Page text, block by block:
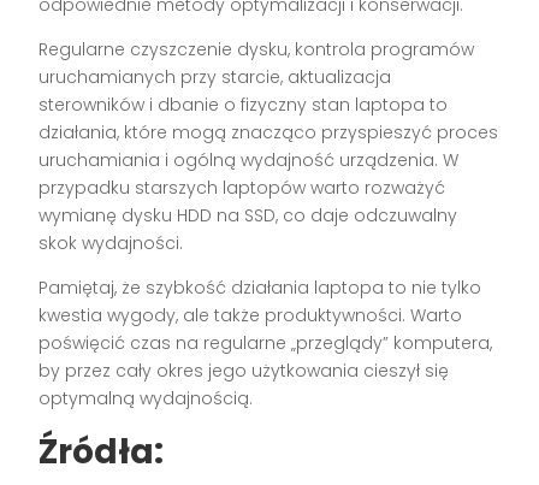
Regularne czyszczenie dysku, kontrola programów
uruchamianych przy starcie, aktualizacja
sterowników i dbanie o fizyczny stan laptopa to
działania, które mogą znacząco przyspieszyć proces
uruchamiania i ogólną wydajność urządzenia. W
przypadku starszych laptopów warto rozważyć
wymianę dysku HDD na SSD, co daje odczuwalny
skok wydajności.
Pamiętaj, że szybkość działania laptopa to nie tylko
kwestia wygody, ale także produktywności. Warto
poświęcić czas na regularne „przeglądy” komputera,
by przez cały okres jego użytkowania cieszył się
optymalną wydajnością.
Źródła: